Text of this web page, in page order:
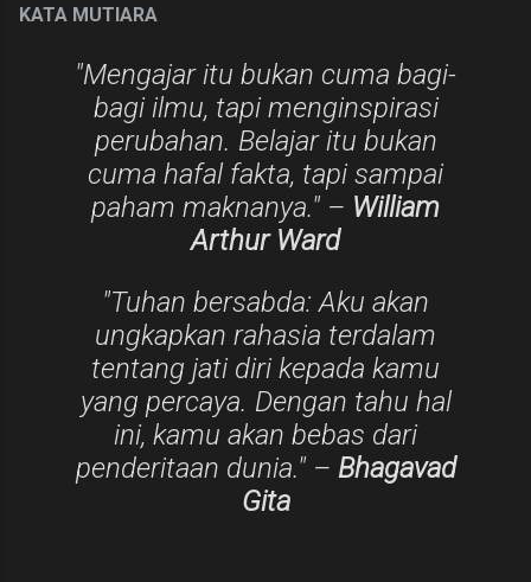
​KATA MUTIARA
​"Mengajar itu bukan cuma bagi-
bagi ilmu, tapi menginspirasi
perubahan. Belajar itu bukan
cuma hafal fakta, tapi sampai
paham maknanya." – William
Arthur Ward
​"Tuhan bersabda: Aku akan
ungkapkan rahasia terdalam
tentang jati diri kepada kamu
yang percaya. Dengan tahu hal
ini, kamu akan bebas dari
penderitaan dunia." – Bhagavad
Gita